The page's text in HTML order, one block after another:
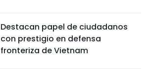
Destacan papel de ciudadanos
con prestigio en defensa
fronteriza de Vietnam